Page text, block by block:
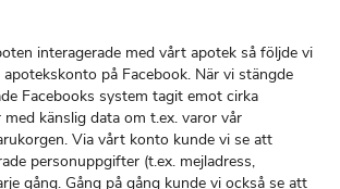
interagerade med vårt apotek så följde vi
på Facebook. När vi stängde
Facebooks system tagit emot cirka
känslig data om t.ex. varor vår
Via vårt konto kunde vi se att
personuppgifter (t.ex. mejladress,
gång. Gång på gång kunde vi också se att